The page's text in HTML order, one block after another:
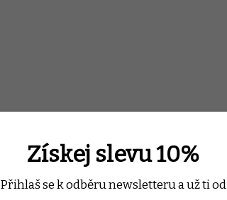
Získej slevu 10%
Přihlaš se k odběru newsletterua už ti od